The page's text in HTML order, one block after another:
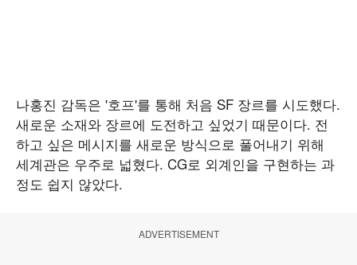
나홍진 감독은 '호프'를 통해 처음 SF 장르를 시도했다.
새로운 소재와 장르에 도전하고 싶었기 때문이다. 전
하고 싶은 메시지를 새로운 방식으로 풀어내기 위해
세계관은 우주로 넓혔다. CG로 외계인을 구현하는 과
정도 쉽지 않았다.
ADVERTISEMENT